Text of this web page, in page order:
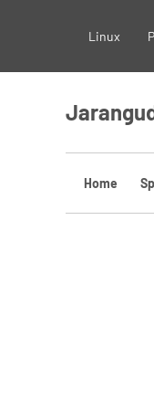
content
Linux
Home